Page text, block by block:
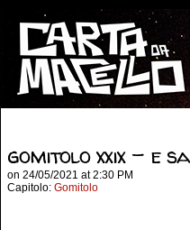
gomitolo xxix – e
on 24/05/2021 at2:30 PM
Capitolo: Gomitolo